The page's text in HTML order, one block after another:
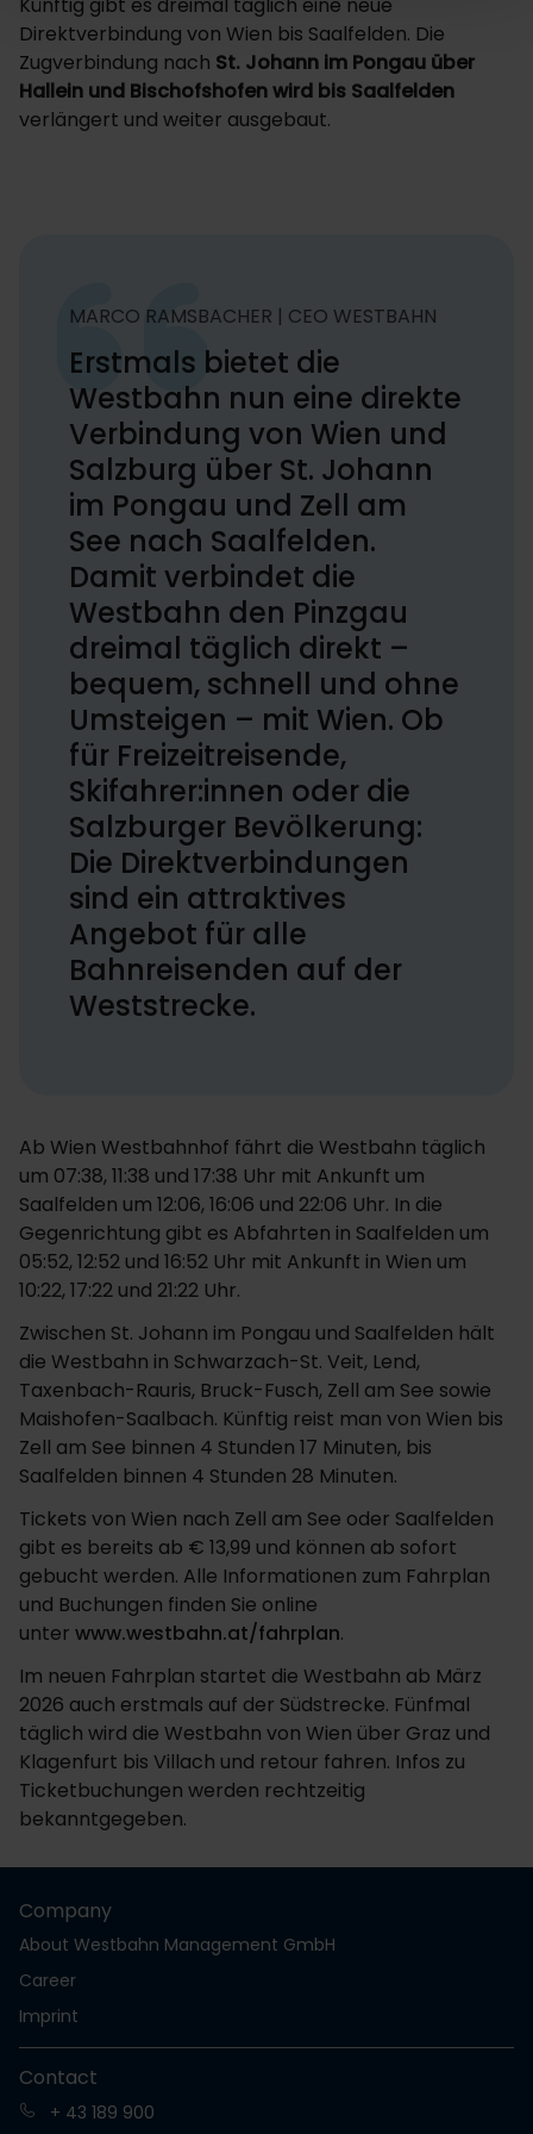
Direktverbindung von Wien bis Saalfelden. Die
Zugverbindung nach St. Johann im Pongau über
Hallein und Bischofshofen wird bis Saalfelden
verlängert und weiter ausgebaut.
MARCO RAMSBACHER | CEO WESTBAHN
Erstmals bietet die
Westbahn nun eine direkte
Verbindung von Wien und
Salzburg über St. Johann
im Pongau und Zell am
See nach Saalfelden.
Damit verbindet die
Westbahn den Pinzgau
dreimal täglich direkt –
bequem, schnell und ohne
Umsteigen – mit Wien. Ob
für Freizeitreisende,
Skifahrer:innen oder die
Salzburger Bevölkerung:
Die Direktverbindungen
sind ein attraktives
Angebot für alle
Bahnreisenden auf der
Weststrecke.
Ab Wien Westbahnhof fährt die Westbahn täglich
um 07:38, 11:38 und 17:38 Uhr mit Ankunft um
Saalfelden um 12:06, 16:06 und 22:06 Uhr. In die
Gegenrichtung gibt es Abfahrten in Saalfelden um
05:52, 12:52 und 16:52 Uhr mit Ankunft in Wien um
10:22, 17:22 und 21:22 Uhr.
Zwischen St. Johann im Pongau und Saalfelden hält
die Westbahn in Schwarzach-St. Veit, Lend,
Taxenbach-Rauris, Bruck-Fusch, Zell am See sowie
Maishofen-Saalbach. Künftig reist man von Wien bis
Zell am See binnen 4 Stunden 17 Minuten, bis
Saalfelden binnen 4 Stunden 28 Minuten.
Tickets von Wien nach Zell am See oder Saalfelden
gibt es bereits ab € 13,99 und können ab sofort
gebucht werden. Alle Informationen zum Fahrplan
und Buchungen finden Sie online
unter www.westbahn.at/fahrplan.
Im neuen Fahrplan startet die Westbahn ab März
2026 auch erstmals auf der Südstrecke. Fünfmal
täglich wird die Westbahn von Wien über Graz und
Klagenfurt bis Villach und retour fahren. Infos zu
Ticketbuchungen werden rechtzeitig
bekanntgegeben.
Company
About Westbahn Management GmbH
Career
Imprint
Contact
+ 43 189 900